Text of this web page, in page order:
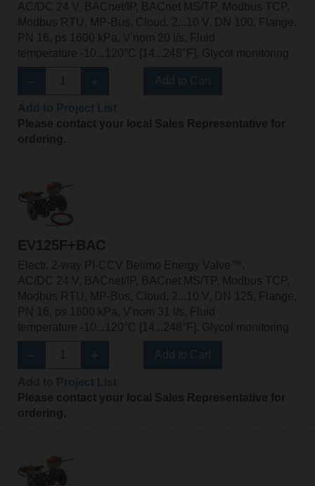
AC/DC 24 V, BACnet/IP, BACnet MS/TP, Modbus TCP,
Modbus RTU, MP-Bus, Cloud, 2...10 V, DN 100, Flange,
PN 16, ps 1600 kPa, V'nom 20 l/s, Fluid
temperature -10...120°C [14...248°F], Glycol monitoring
Please contact your local Sales Representative for
ordering.
EV125F+BAC
Electr. 2-way PI-CCV Belimo Energy Valve™,
AC/DC 24 V, BACnet/IP, BACnet MS/TP, Modbus TCP,
Modbus RTU, MP-Bus, Cloud, 2...10 V, DN 125, Flange,
PN 16, ps 1600 kPa, V'nom 31 l/s, Fluid
temperature -10...120°C [14...248°F], Glycol monitoring
Please contact your local Sales Representative for
ordering.